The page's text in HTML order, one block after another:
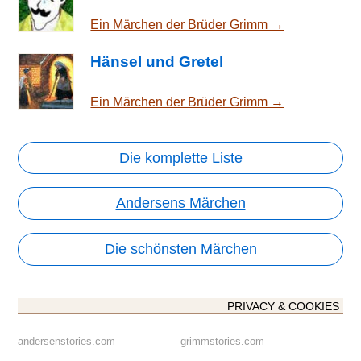
Ein Märchen der Brüder Grimm →
Hänsel und Gretel
Ein Märchen der Brüder Grimm →
Die komplette Liste
Andersens Märchen
Die schönsten Märchen
PRIVACY & COOKIES
andersenstories.com
grimmstories.com